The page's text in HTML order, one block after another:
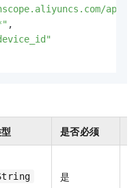
api-
,
是否必须
是